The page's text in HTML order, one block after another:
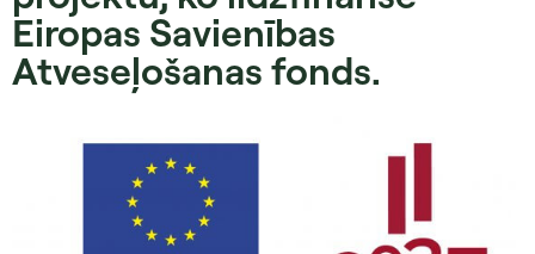
Eiropas Savienības
Atveseļošanas fonds.